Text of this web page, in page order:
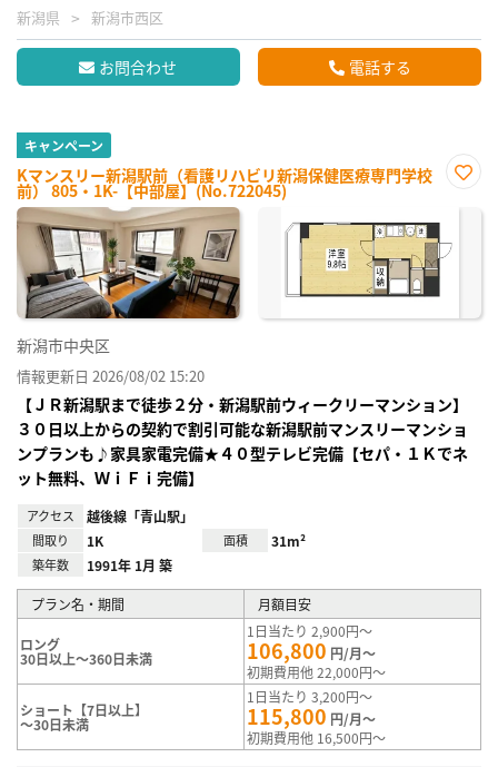
新潟県 新潟市西区
お問合わせ 電話する
キャンペーン
Kマンスリー新潟駅前（看護リハビリ新潟保健医療専門学校
前） 805・1K-【中部屋】(No.722045)
に入
録
新潟市中央区
情報更新日 2026/08/02 15:20
【ＪＲ新潟駅まで徒歩２分・新潟駅前ウィークリーマンション】
３０日以上からの契約で割引可能な新潟駅前マンスリーマンショ
ンプランも♪家具家電完備★４０型テレビ完備【セパ・１Ｋでネ
ット無料、ＷｉＦｉ完備】
アクセス 越後線「青山駅」
間取り 1K 面積 31m²
築年数 1991年 1月 築
プラン名・期間 月額目安
ロング
30日以上～360日未満
1日当たり 2,900円～
106,800 円/月～
初期費用他 22,000円～
ショート【7日以上】
～30日未満
1日当たり 3,200円～
115,800 円/月～
初期費用他 16,500円～